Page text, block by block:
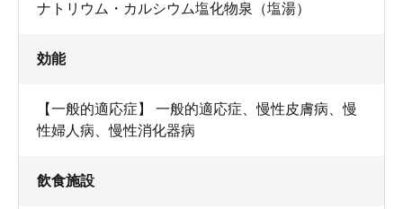
ナトリウム・カルシウム塩化物泉（塩湯）
効能
【一般的適応症】 一般的適応症、慢性皮膚病、慢
性婦人病、慢性消化器病
飲食施設